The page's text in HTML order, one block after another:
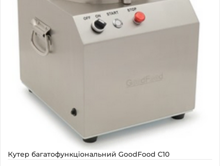
Кутер багатофункціональний GoodFood С10